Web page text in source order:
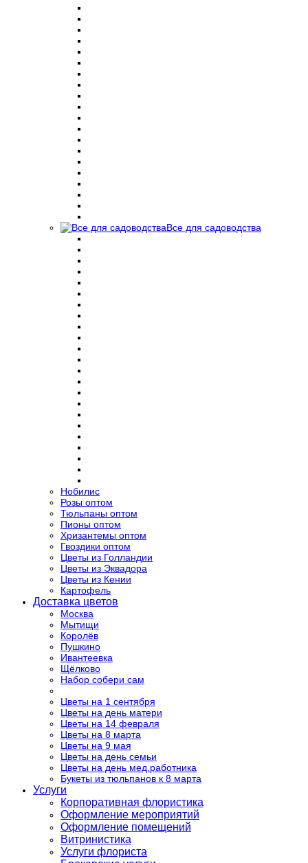
Все для садоводства
Нобилис
Розы оптом
Тюльпаны оптом
Пионы оптом
Хризантемы оптом
Гвоздики оптом
Цветы из Голландии
Цветы из Эквадора
Цветы из Кении
Картофель
Доставка цветов
Москва
Мытищи
Королёв
Пушкино
Ивантеевка
Щёлково
Набор собери сам
Цветы на 1 сентября
Цветы на день матери
Цветы на 14 февраля
Цветы на 8 марта
Цветы на 9 мая
Цветы на день семьи
Цветы на день мед.работника
Букеты из тюльпанов к 8 марта
Услуги
Корпоративная флористика
Оформление мероприятий
Оформление помещений
Витринистика
Услуги флориста